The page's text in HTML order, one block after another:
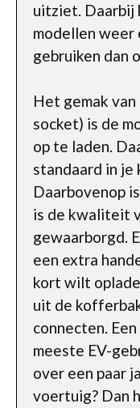
uitziet. Daarbij
modellen weer
gebruiken dan
Het gemak
socket) is de
op te laden.
standaard in
Daarbovenop
is de kwaliteit
gewaarborgd.
een extra
kort wilt
uit de
connecten.
meeste EV-
over een paar
voertuig? Dan